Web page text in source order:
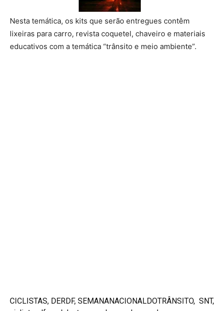
Nesta temática, os kits que serão entregues contêm
lixeiras para carro, revista coquetel, chaveiro e materiais
educativos com a temática “trânsito e meio ambiente”.
CICLISTAS, DERDF, SEMANANACIONALDOTRÂNSITO, SNT,